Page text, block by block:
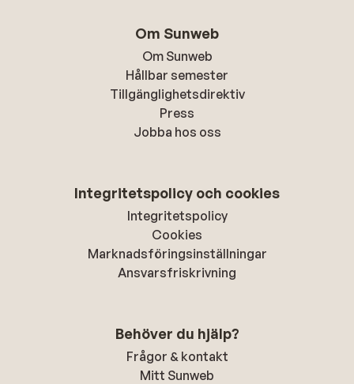
Om Sunweb
Om Sunweb
Hållbar semester
Tillgänglighetsdirektiv
Press
Jobba hos oss
Integritetspolicy och cookies
Integritetspolicy
Cookies
Marknadsföringsinställningar
Ansvarsfriskrivning
Behöver du hjälp?
Frågor & kontakt
Mitt Sunweb